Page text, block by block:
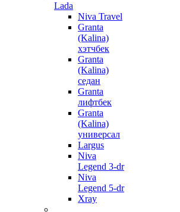
Lada
Niva Travel
Granta
(Kalina)
хэтчбек
Granta
(Kalina)
седан
Granta
лифтбек
Granta
(Kalina)
универсал
Largus
Niva
Legend 3-dr
Niva
Legend 5-dr
Xray